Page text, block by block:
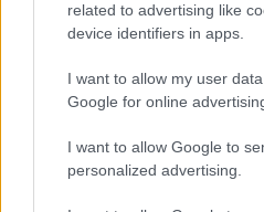
related to advertising like
device identifiers in apps.
I want to allow my user
Google for online
I want to allow Google to
personalized advertising.